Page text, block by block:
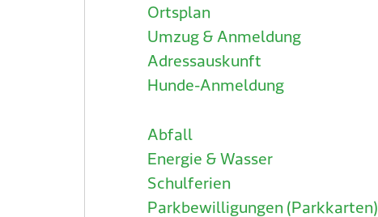
Ortsplan
Umzug & Anmeldung
Adressauskunft
Hunde-Anmeldung
Abfall
Energie & Wasser
Schulferien
Parkbewilligungen (Parkkarten)